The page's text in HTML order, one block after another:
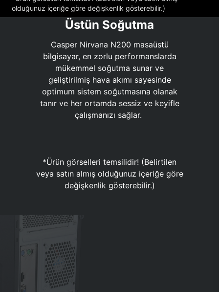
olduğunuz içeriğe göre değişkenlik gösterebilir.)
Üstün Soğutma
Casper Nirvana N200 masaüstü
bilgisayar, en zorlu performanslarda
mükemmel soğutma sunar ve
geliştirilmiş hava akımı sayesinde
optimum sistem soğutmasına olanak
tanır ve her ortamda sessiz ve keyifle
çalışmanızı sağlar.
*Ürün görselleri temsilidir! (Belirtilen
veya satın almış olduğunuz içeriğe göre
değişkenlik gösterebilir.)